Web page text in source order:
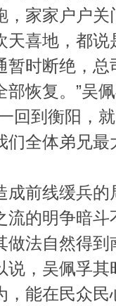
，家家户户
天喜地，都
暂时断绝，
恢复。”吴
回到衡阳，
全体弟兄最
成前线缓兵
流的明争暗
做法自然得
说，吴佩孚
，能在民众